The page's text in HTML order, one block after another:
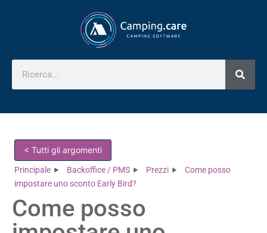
< Tutti gli argomenti
Principale Backoffice / PMS Prezzi
Come posso
impostare uno sconto Early Bird?
Come posso